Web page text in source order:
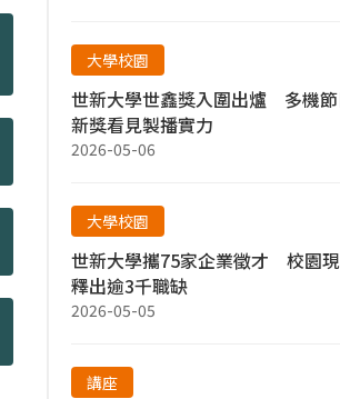
大學校園
世新大學世鑫獎入圍出爐 多機節
新獎看見製播實力
2026-05-06
大學校園
世新大學攜75家企業徵才 校園
釋出逾3千職缺
2026-05-05
講座